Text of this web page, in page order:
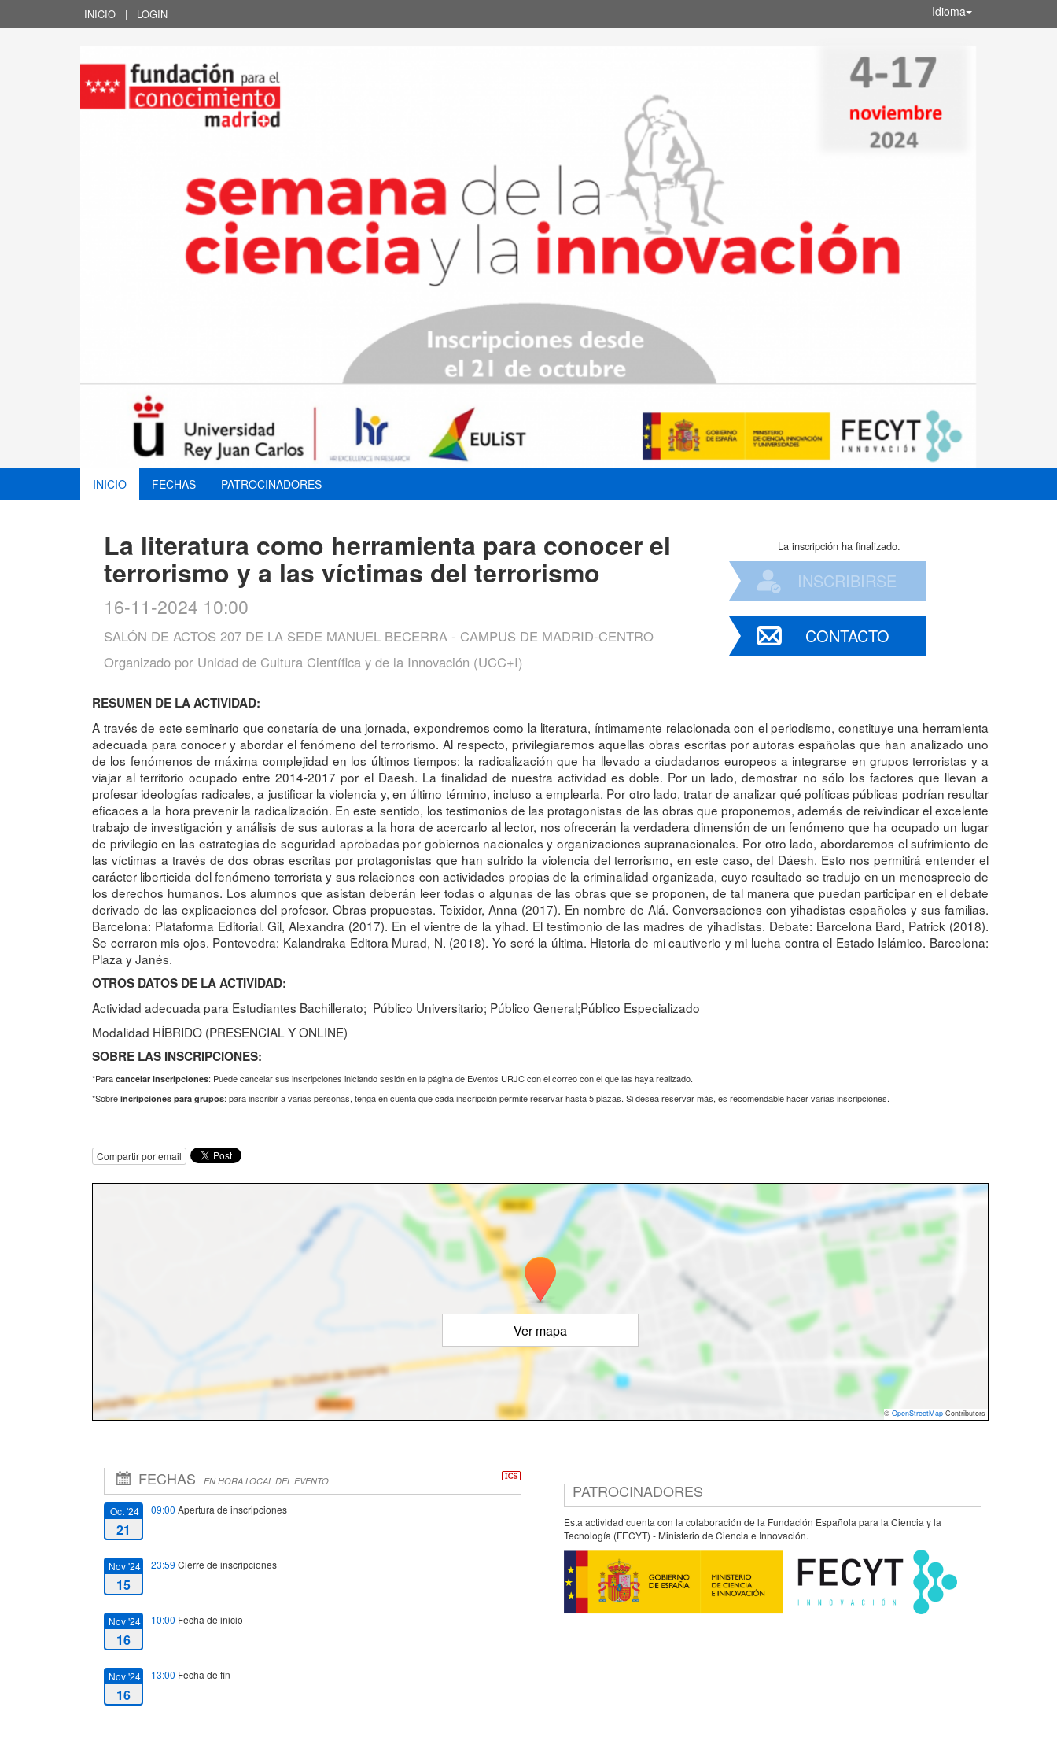
INICIO | LOGIN Idioma
INICIO FECHAS PATROCINADORES
La literatura como herramienta para conocer el
terrorismo y a las víctimas del terrorismo
16-11-2024 10:00
SALÓN DE ACTOS 207 DE LA SEDE MANUEL BECERRA - CAMPUS DE MADRID-CENTRO
Organizado por Unidad de Cultura Científica y de la Innovación (UCC+I)
La inscripción ha finalizado.
INSCRIBIRSE
CONTACTO
RESUMEN DE LA ACTIVIDAD:
A través de este seminario que constaría de una jornada, expondremos como la literatura, íntimamente relacionada con el periodismo, constituye una herramienta
adecuada para conocer y abordar el fenómeno del terrorismo. Al respecto, privilegiaremos aquellas obras escritas por autoras españolas que han analizado uno
de los fenómenos de máxima complejidad en los últimos tiempos: la radicalización que ha llevado a ciudadanos europeos a integrarse en grupos terroristas y a
viajar al territorio ocupado entre 2014-2017 por el Daesh. La finalidad de nuestra actividad es doble. Por un lado, demostrar no sólo los factores que llevan a
profesar ideologías radicales, a justificar la violencia y, en último término, incluso a emplearla. Por otro lado, tratar de analizar qué políticas públicas podrían resultar
eficaces a la hora prevenir la radicalización. En este sentido, los testimonios de las protagonistas de las obras que proponemos, además de reivindicar el excelente
trabajo de investigación y análisis de sus autoras a la hora de acercarlo al lector, nos ofrecerán la verdadera dimensión de un fenómeno que ha ocupado un lugar
de privilegio en las estrategias de seguridad aprobadas por gobiernos nacionales y organizaciones supranacionales. Por otro lado, abordaremos el sufrimiento de
las víctimas a través de dos obras escritas por protagonistas que han sufrido la violencia del terrorismo, en este caso, del Dáesh. Esto nos permitirá entender el
carácter liberticida del fenómeno terrorista y sus relaciones con actividades propias de la criminalidad organizada, cuyo resultado se tradujo en un menosprecio de
los derechos humanos. Los alumnos que asistan deberán leer todas o algunas de las obras que se proponen, de tal manera que puedan participar en el debate
derivado de las explicaciones del profesor. Obras propuestas. Teixidor, Anna (2017). En nombre de Alá. Conversaciones con yihadistas españoles y sus familias.
Barcelona: Plataforma Editorial. Gil, Alexandra (2017). En el vientre de la yihad. El testimonio de las madres de yihadistas. Debate: Barcelona Bard, Patrick (2018).
Se cerraron mis ojos. Pontevedra: Kalandraka Editora Murad, N. (2018). Yo seré la última. Historia de mi cautiverio y mi lucha contra el Estado Islámico. Barcelona:
Plaza y Janés.
OTROS DATOS DE LA ACTIVIDAD:
Actividad adecuada para Estudiantes Bachillerato; Público Universitario; Público General;Público Especializado
Modalidad HÍBRIDO (PRESENCIAL Y ONLINE)
SOBRE LAS INSCRIPCIONES:
*Para cancelar inscripciones: Puede cancelar sus inscripciones iniciando sesión en la página de Eventos URJC con el correo con el que las haya realizado.
*Sobre incripciones para grupos: para inscribir a varias personas, tenga en cuenta que cada inscripción permite reservar hasta 5 plazas. Si desea reservar más, es recomendable hacer varias inscripciones.
Compartir por email
Ver mapa
© OpenStreetMap Contributors
FECHAS EN HORA LOCAL DEL EVENTO
Oct '24
21
09:00 Apertura de inscripciones
Nov '24
15
23:59 Cierre de inscripciones
Nov '24
16
10:00 Fecha de inicio
Nov '24
16
13:00 Fecha de fin
PATROCINADORES
Esta actividad cuenta con la colaboración de la Fundación Española para la Ciencia y la
Tecnología (FECYT) - Ministerio de Ciencia e Innovación.